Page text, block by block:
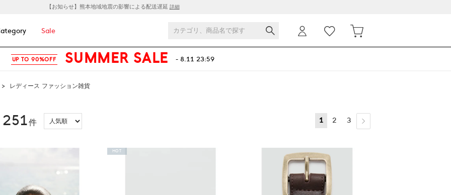
【お知らせ】熊本地域地震の影響による配送遅延 詳細
Sale
UP TO 90%OFF SUMMER SALE - 8.11 23:59
> レディース ファッション雑貨
251件 1 2 3
HOT